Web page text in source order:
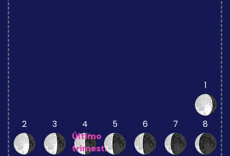
1
2 3
4
Último
trimestre
5 6 7 8